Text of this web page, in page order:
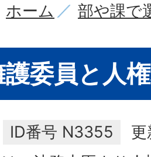
ホーム 部や課で
護委員と人
ID番号 N3355